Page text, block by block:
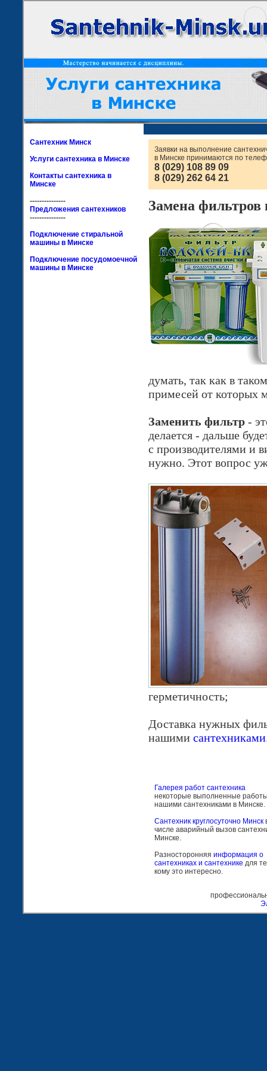
Сантехник Минск
Услуги сантехника в Минске
Контакты сантехника в
Минске
---------------
Предложения сантехников
---------------
Подключение стиральной
машины в Минске
Подключение посудомоечной
машины в Минске
Заявки на выполнение
в Минске принимаются по
8 (029) 108 89 09
8 (029) 262 64 21
Замена
думать, так как в
примесей от которых
Заменить фильтр -
делается - дальше
с производителями и
нужно. Этот вопрос
герметичность;
Доставка нужных
нашими сантехниками
Галерея работ сантехника
некоторые выполненные
нашими сантехниками в Минске.
Сантехник круглосуточно Минск
числе аварийный вызов
Минске.
Разносторонняя информация о
сантехниках и сантехнике для
кому это интересно.